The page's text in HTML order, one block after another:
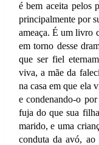
é bem aceita pelos
principalmente por
ameaça. É um livro
em torno desse
que ser fiel
viva, a mãe da
na casa em que ela
e condenando-o
fuja do que sua
marido, e uma
conduta da avó, ao